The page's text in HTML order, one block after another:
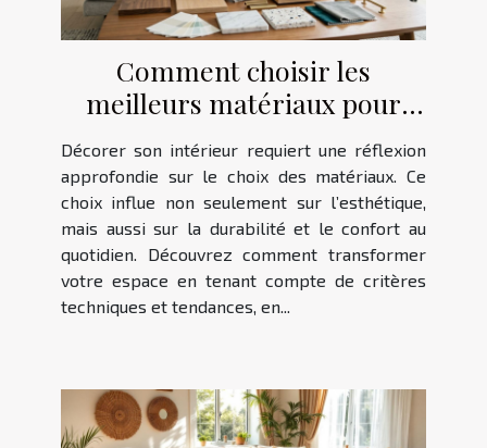
Comment choisir les
meilleurs matériaux pour
votre décoration intérieure ?
Décorer son intérieur requiert une réflexion
approfondie sur le choix des matériaux. Ce
choix influe non seulement sur l’esthétique,
mais aussi sur la durabilité et le confort au
quotidien. Découvrez comment transformer
votre espace en tenant compte de critères
techniques et tendances, en...